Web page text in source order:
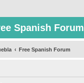
Spanish Forum
Free Spanish Forum